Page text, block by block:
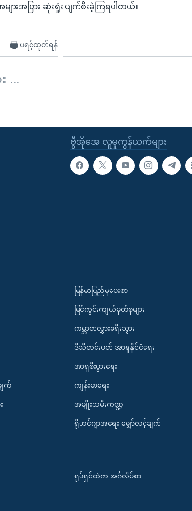
ားအပြား ဆုံးရှုံး ပျက်စီးခဲ့ကြရပါတယ်။
ပရင့်ထုတ်ရန်
...
ဗွီအိုအေ လူမှုကွန်ယက်များ
ျက်
မြန်မာပြည်မှပေးစာ
မြင်ကွင်းကျယ်မှတ်စုများ
ကမ္ဘာတလွှားခရီးသွား
ဒီသီတင်းပတ် အာရှနိုင်ငံရေး
အာရှစီးပွားရေး
ကျန်းမာရေး
အမျိုးသမီးကဏ္ဍ
ရိုဟင်ဂျာအရေး မျှော်လင့်ချက်
ရုပ်ရှင်ထဲက အင်္ဂလိပ်စာ